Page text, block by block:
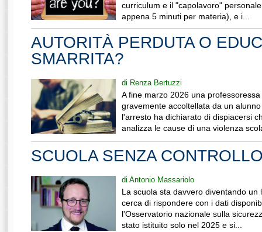
curriculum e il "capolavoro"
appena 5 minuti per materia), e i...
AUTORITÀ PERDUTA O
SMARRITA?
di Renza Bertuzzi
A fine marzo 2026 una
gravemente accoltellata da un
l'arresto ha dichiarato di dispiacersi
analizza le cause di una violenza
SCUOLA SENZA
di Antonio Massariolo
La scuola sta davvero diventando
cerca di rispondere con i dati
l'Osservatorio nazionale sulla
stato istituito solo nel 2025 e si...